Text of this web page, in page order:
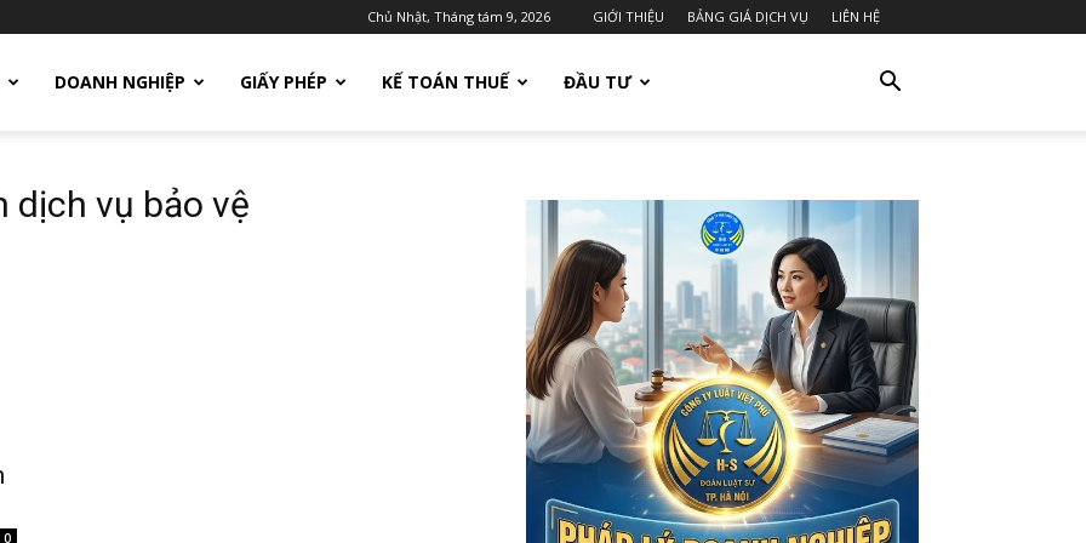
Chủ Nhật, Tháng tám 9, 2026 GIỚI THIỆU BẢNG GIÁ DỊCH VỤ LIÊN HỆ
DOANH NGHIỆP GIẤY PHÉP KẾ TOÁN THUẾ ĐẦU TƯ
dịch vụ bảo vệ
0